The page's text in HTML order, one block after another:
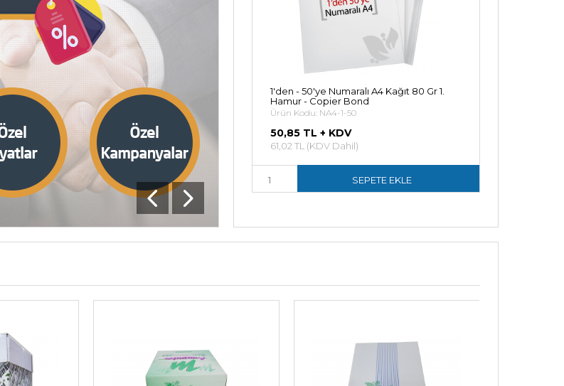
Hp 83a-85a Siyah Muadil Toner Cf283a -
Cf285a
Ürün Kodu: N40072
185,00 TL + KDV
222,00 TL (KDV Dahil)
SEPETE EKLE
1'den - 50'ye Numaralı A4 Kağıt 80 Gr 1.
Hamur - Copier Bond
Ürün Kodu: NA4-1-50
50,85 TL + KDV
61,02 TL (KDV Dahil)
SEPETE EKLE